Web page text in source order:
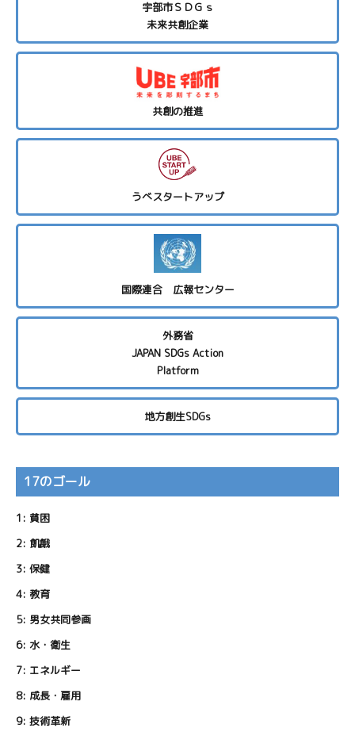
宇部市ＳＤＧｓ
未来共創企業
共創の推進
うべスタートアップ
国際連合 広報センター
外務省
JAPAN SDGs Action
Platform
地方創生SDGs
17のゴール
1: 貧困
2: 飢餓
3: 保健
4: 教育
5: 男女共同参画
6: 水・衛生
7: エネルギー
8: 成長・雇用
9: 技術革新